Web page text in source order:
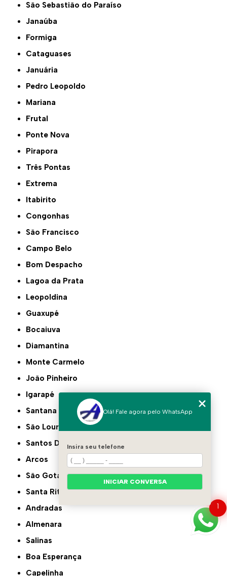
São Sebastião do Paraíso
Janaúba
Formiga
Cataguases
Januária
Pedro Leopoldo
Mariana
Frutal
Ponte Nova
Pirapora
Três Pontas
Extrema
Itabirito
Congonhas
São Francisco
Campo Belo
Bom Despacho
Lagoa da Prata
Leopoldina
Guaxupé
Bocaiuva
Diamantina
Monte Carmelo
João Pinheiro
Igarapé
Santana do Paraíso
São Lourenço
Santos Dumont
Arcos
São Gotardo
Santa Rita do Sapucaí
Andradas
Almenara
Salinas
Boa Esperança
Capelinha
1
Olá! Fale agora pelo WhatsApp
Insira seu telefone
INICIAR CONVERSA